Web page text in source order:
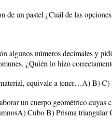
de un pastel ¿Cuál de las
algunos números decimales y
¿Quién lo hizo
equivale a tener…A) B)
un cuerpo geométrico cuyas
Cubo B) Prisma